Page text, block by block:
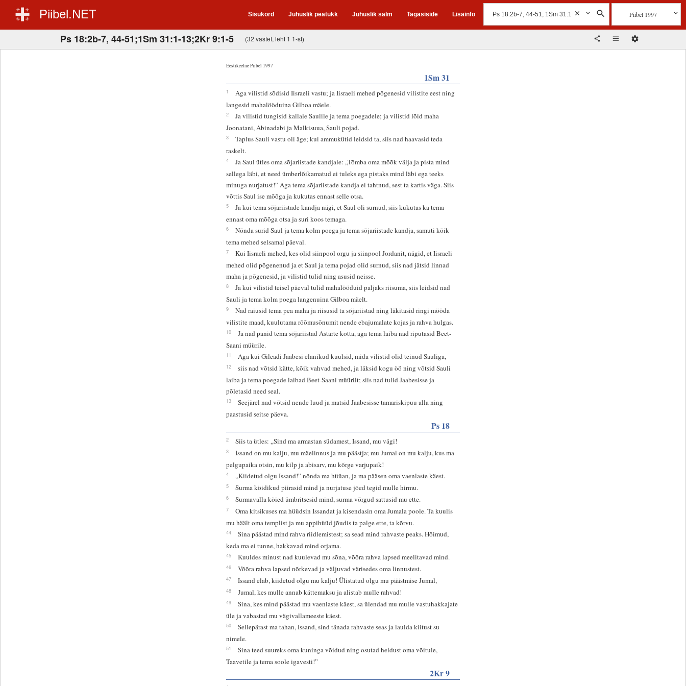
Piibel.NET Sisukord Juhuslik peatükk Juhuslik salm Tagasiside Lisainfo Piibel 1997
Ps 18:2b-7, 44-51;1Sm 31:1-13;2Kr 9:1-5 (32 vastet, leht 1 1-st)
Eestikeelne Piibel 1997
1Sm 31
1
Aga vilistid sõdisid Iisraeli vastu; ja Iisraeli mehed põgenesid vilistite eest ning
langesid mahalööduina Gilboa mäele.
2
Ja vilistid tungisid kallale Saulile ja tema poegadele; ja vilistid lõid maha
Joonatani, Abinadabi ja Malkisuua, Sauli pojad.
3
Taplus Sauli vastu oli äge; kui ammukütid leidsid ta, siis nad haavasid teda
raskelt.
4
Ja Saul ütles oma sõjariistade kandjale: „Tõmba oma mõõk välja ja pista mind
sellega läbi, et need ümberlõikamatud ei tuleks ega pistaks mind läbi ega teeks
minuga nurjatust!” Aga tema sõjariistade kandja ei tahtnud, sest ta kartis väga. Siis
võttis Saul ise mõõga ja kukutas ennast selle otsa.
5
Ja kui tema sõjariistade kandja nägi, et Saul oli surnud, siis kukutas ka tema
ennast oma mõõga otsa ja suri koos temaga.
6
Nõnda surid Saul ja tema kolm poega ja tema sõjariistade kandja, samuti kõik
tema mehed selsamal päeval.
7
Kui Iisraeli mehed, kes olid siinpool orgu ja siinpool Jordanit, nägid, et Iisraeli
mehed olid põgenenud ja et Saul ja tema pojad olid surnud, siis nad jätsid linnad
maha ja põgenesid, ja vilistid tulid ning asusid neisse.
8
Ja kui vilistid teisel päeval tulid mahalööduid paljaks riisuma, siis leidsid nad
Sauli ja tema kolm poega langenuina Gilboa mäelt.
9
Nad raiusid tema pea maha ja riisusid ta sõjariistad ning läkitasid ringi mööda
vilistite maad, kuulutama rõõmusõnumit nende ebajumalate kojas ja rahva hulgas.
10
Ja nad panid tema sõjariistad Astarte kotta, aga tema laiba nad riputasid Beet-
Saani müürile.
11 Aga kui Gileadi Jaabesi elanikud kuulsid, mida vilistid olid teinud Sauliga,
12
siis nad võtsid kätte, kõik vahvad mehed, ja läksid kogu öö ning võtsid Sauli
laiba ja tema poegade laibad Beet-Saani müürilt; siis nad tulid Jaabesisse ja
põletasid need seal.
13
Seejärel nad võtsid nende luud ja matsid Jaabesisse tamariskipuu alla ning
paastusid seitse päeva.
Ps 18
2 Siis ta ütles: „Sind ma armastan südamest, Issand, mu vägi!
3
Issand on mu kalju, mu mäelinnus ja mu päästja; mu Jumal on mu kalju, kus ma
pelgupaika otsin, mu kilp ja abisarv, mu kõrge varjupaik!
4 „Kiidetud olgu Issand!” nõnda ma hüüan, ja ma pääsen oma vaenlaste käest.
5 Surma köidikud piirasid mind ja nurjatuse jõed tegid mulle hirmu.
6 Surmavalla köied ümbritsesid mind, surma võrgud sattusid mu ette.
7
Oma kitsikuses ma hüüdsin Issandat ja kisendasin oma Jumala poole. Ta kuulis
mu häält oma templist ja mu appihüüd jõudis ta palge ette, ta kõrvu.
44
Sina päästad mind rahva riidlemistest; sa sead mind rahvaste peaks. Hõimud,
keda ma ei tunne, hakkavad mind orjama.
45 Kuuldes minust nad kuulevad mu sõna, võõra rahva lapsed meelitavad mind.
46 Võõra rahva lapsed nõrkevad ja väljuvad värisedes oma linnustest.
47 Issand elab, kiidetud olgu mu kalju! Ülistatud olgu mu päästmise Jumal,
48 Jumal, kes mulle annab kättemaksu ja alistab mulle rahvad!
49
Sina, kes mind päästad mu vaenlaste käest, sa ülendad mu mulle vastuhakkajate
üle ja vabastad mu vägivallameeste käest.
50
Sellepärast ma tahan, Issand, sind tänada rahvaste seas ja laulda kiitust su
nimele.
51
Sina teed suureks oma kuninga võidud ning osutad heldust oma võitule,
Taavetile ja tema soole igavesti!”
2Kr 9